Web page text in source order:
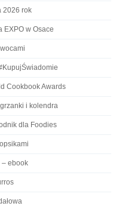
2026 rok
EXPO w Osace
Cookbook Awards
i kolendra
dla Foodies
– ebook